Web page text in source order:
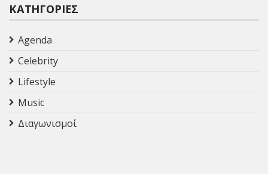
ΚΑΤΗΓΟΡΊΕΣ
Agenda
Celebrity
Lifestyle
Music
Διαγωνισμοί